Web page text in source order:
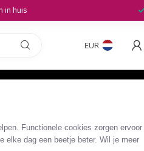
Functionele cookies zorgen ervoor
elke dag een beetje beter. Wil je meer
in huis
EUR